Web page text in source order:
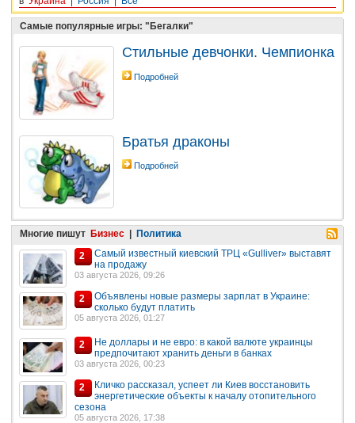
Самые популярные игры: "Бегалки"
Стильные девчонки. Чемпионка
Подробней
Братья драконы
Подробней
Многие пишут Бизнес
Политика
2
Самый известный киевский ТРЦ «Gulliver» выставят
на продажу
03 августа 2026, 09:26
2
Объявлены новые размеры зарплат в Украине:
сколько будут платить
05 августа 2026, 01:27
2
Не доллары и не евро: в какой валюте украинцы
предпочитают хранить деньги в банках
03 августа 2026, 00:23
2
Кличко рассказал, успеет ли Киев восстановить
энергетические объекты к началу отопительного
сезона
05 августа 2026, 17:38